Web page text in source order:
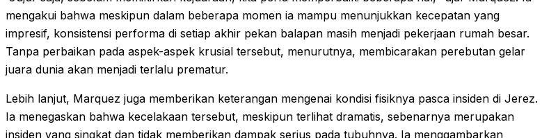
mengakui bahwa meskipun dalam beberapa momen ia mampu menunjukkan kecepatan yang
impresif, konsistensi performa di setiap akhir pekan balapan masih menjadi pekerjaan rumah besar.
Tanpa perbaikan pada aspek-aspek krusial tersebut, menurutnya, membicarakan perebutan gelar
juara dunia akan menjadi terlalu prematur.
Lebih lanjut, Marquez juga memberikan keterangan mengenai kondisi fisiknya pasca insiden di Jerez.
Ia menegaskan bahwa kecelakaan tersebut, meskipun terlihat dramatis, sebenarnya merupakan
insiden yang singkat dan tidak memberikan dampak serius pada tubuhnya. Ia menggambarkan